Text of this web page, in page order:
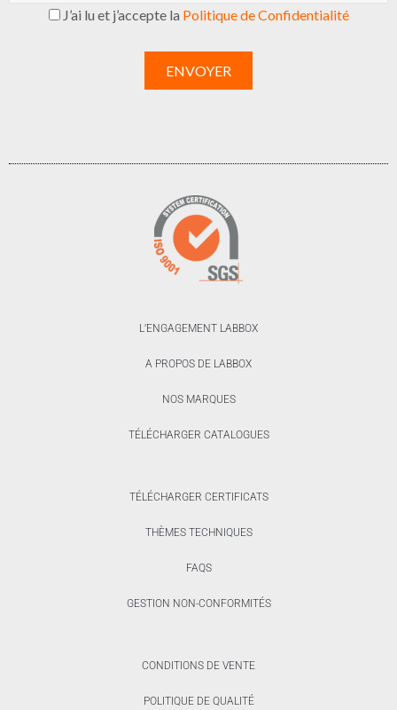
J’ai lu et j’accepte la Politique de Confidentialité
L’ENGAGEMENT LABBOX
A PROPOS DE LABBOX
NOS MARQUES
TÉLÉCHARGER CATALOGUES
TÉLÉCHARGER CERTIFICATS
THÈMES TECHNIQUES
FAQS
GESTION NON-CONFORMITÉS
CONDITIONS DE VENTE
POLITIQUE DE QUALITÉ